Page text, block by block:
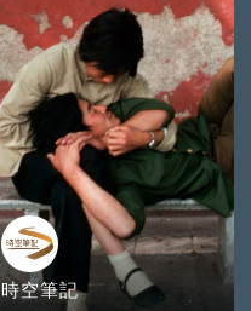
時空筆記